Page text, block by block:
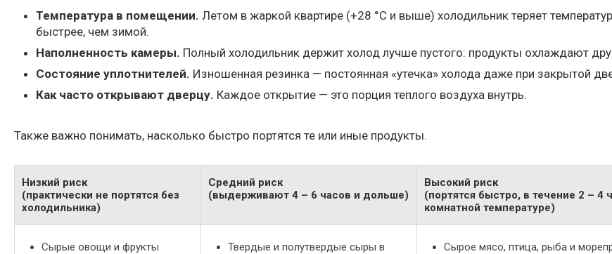
Температура в помещении. Летом в жаркой квартире (+28 °C и выше) холодильник теряет
быстрее, чем зимой.
Наполненность камеры. Полный холодильник держит холод лучше пустого: продукты охлаждают
Состояние уплотнителей. Изношенная резинка — постоянная «утечка» холода даже при закрытой
Как часто открывают дверцу. Каждое открытие — это порция теплого воздуха внутрь.
Также важно понимать, насколько быстро портятся те или иные продукты.
Низкий риск
(практически не портятся без
холодильника)
Средний риск
(выдерживают 4 – 6 часов и дольше)
Высокий риск
(портятся быстро, в течение 2 – 4
комнатной температуре)
Сырые овощи и фрукты
Твердые и полутвердые сыры в
Сырое мясо, птица, рыба и